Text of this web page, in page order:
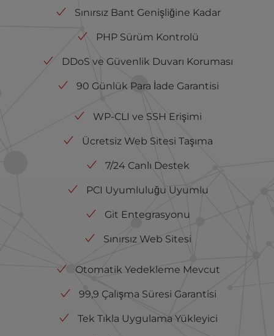
Sınırsız Bant Genişliğine Kadar
PHP Sürüm Kontrolü
DDoS ve Güvenlik Duvarı Koruması
90 Günlük Para İade Garantisi
WP-CLI ve SSH Erişimi
Ücretsiz Web Sitesi Taşıma
7/24 Canlı Destek
PCI Uyumluluğu Uyumlu
Git Entegrasyonu
Sınırsız Web Sitesi
Otomatik Yedekleme Mevcut
99,9 Çalışma Süresi Garantisi
Tek Tıkla Uygulama Yükleyici